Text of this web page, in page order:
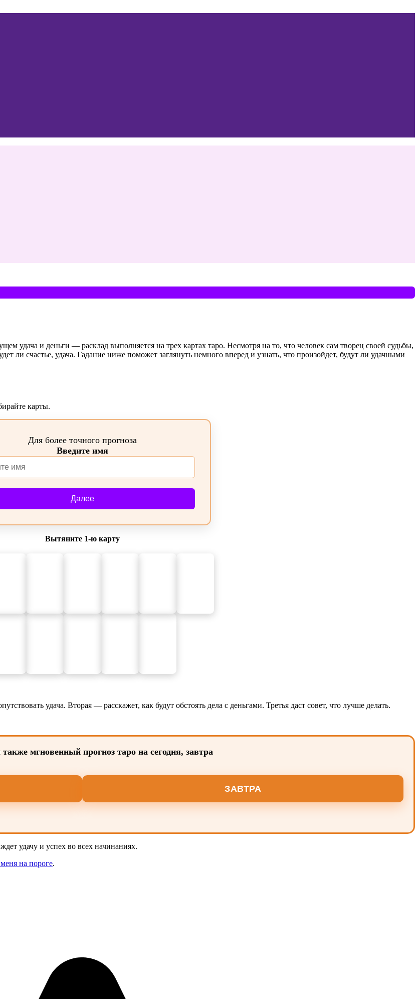
удача и деньги — расклад выполняется на трех картах таро. Несмотря на то, что человек сам творец своей судьбы,
ли счастье, удача. Гадание ниже поможет заглянуть немного вперед и узнать, что произойдет, будут ли удачными
карты.
Для более точного прогноза
Введите имя
Далее
Вытяните 1‑ю карту
удача. Вторая — расскажет, как будут обстоять дела с деньгами. Третья даст совет, что лучше делать.
мгновенный прогноз таро на сегодня, завтра
ЗАВТРА
удачу и успех во всех начинаниях.
на пороге.